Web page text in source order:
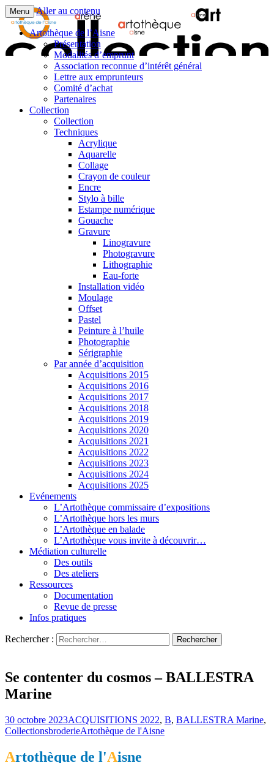
Menu Aller au contenu
Artothèque de l’Aisne
Présentation
Modalités d’emprunt
Association reconnue d’intérêt général
Lettre aux emprunteurs
Comité d’achat
Partenaires
Collection
Collection
Techniques
Acrylique
Aquarelle
Collage
Crayon de couleur
Encre
Stylo à bille
Estampe numérique
Gouache
Gravure
Linogravure
Photogravure
Lithographie​
Eau-forte
Installation vidéo
Moulage
Offset
Pastel
Peinture à l’huile
Photographie
Sérigraphie
Par année d’acquisition
Acquisitions 2015
Acquisitions 2016
Acquisitions 2017
Acquisitions 2018
Acquisitions 2019
Acquisitions 2020
Acquisitions 2021
Acquisitions 2022
Acquisitions 2023
Acquisitions 2024
Acquisitions 2025
Evénements
L’Artothèque commissaire d’expositions
L’Artothèque hors les murs
L’Artothèque en balade
L’Artothèque vous invite à découvrir…
Médiation culturelle
Des outils
Des ateliers
Ressources
Documentation
Revue de presse
Infos pratiques
Rechercher :
Artothèque de l'Aisne
Se contenter du cosmos – BALLESTRA
Marine
30 octobre 2023ACQUISITIONS 2022, B, BALLESTRA Marine,
CollectionsbroderieArtothèque de l'Aisne
Artothèque de l'Aisne